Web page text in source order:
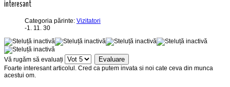
interesant
Categoria părinte: Vizitatori
-1. 11. 30
Vă rugăm să evaluați
Foarte interesant articolul. Cred ca putem invata si noi cate ceva din munca
acestui om.